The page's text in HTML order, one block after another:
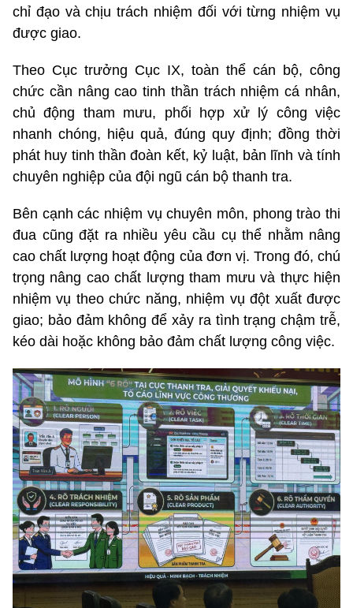
chỉ đạo và chịu trách nhiệm đối với từng nhiệm vụ
được giao.
Theo Cục trưởng Cục IX, toàn thể cán bộ, công
chức cần nâng cao tinh thần trách nhiệm cá nhân,
chủ động tham mưu, phối hợp xử lý công việc
nhanh chóng, hiệu quả, đúng quy định; đồng thời
phát huy tinh thần đoàn kết, kỷ luật, bản lĩnh và tính
chuyên nghiệp của đội ngũ cán bộ thanh tra.
Bên cạnh các nhiệm vụ chuyên môn, phong trào thi
đua cũng đặt ra nhiều yêu cầu cụ thể nhằm nâng
cao chất lượng hoạt động của đơn vị. Trong đó, chú
trọng nâng cao chất lượng tham mưu và thực hiện
nhiệm vụ theo chức năng, nhiệm vụ đột xuất được
giao; bảo đảm không để xảy ra tình trạng chậm trễ,
kéo dài hoặc không bảo đảm chất lượng công việc.